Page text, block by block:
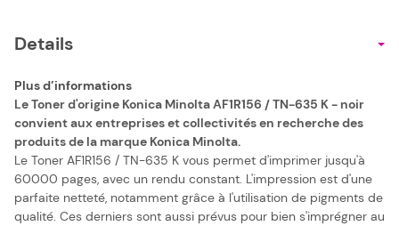
Details
Plus d’informations
Le Toner d'origine Konica Minolta AF1R156 / TN-635 K - noir
convient aux entreprises et collectivités en recherche des
produits de la marque Konica Minolta.
Le Toner AF1R156 / TN-635 K vous permet d'imprimer jusqu'à
60000 pages, avec un rendu constant. L'impression est d'une
parfaite netteté, notamment grâce à l'utilisation de pigments de
qualité. Ces derniers sont aussi prévus pour bien s'imprégner au